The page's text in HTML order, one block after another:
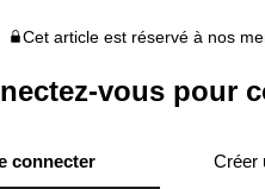
Cet article est réservé à nos
vous pour
connecter Créer